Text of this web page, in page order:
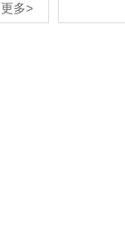
更多>